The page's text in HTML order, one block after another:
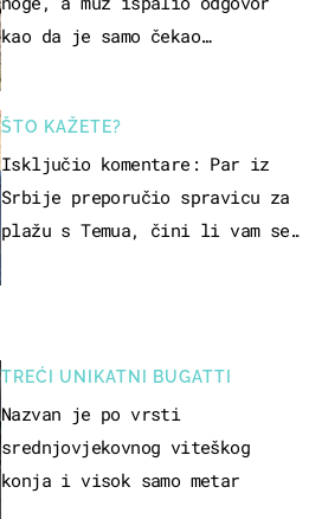
kao da je samo čekao…
ŠTO KAŽETE?
Isključio komentare: Par iz
Srbije preporučio spravicu za
plažu s Temua, čini li vam se
TREĆI UNIKATNI BUGATTI
Nazvan je po vrsti
srednjovjekovnog viteškog
konja i visok samo metar